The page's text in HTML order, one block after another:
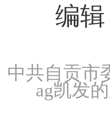
编
中共自贡市
ag凯发